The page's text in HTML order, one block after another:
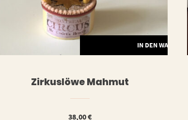
IN DEN
Zirkuslöwe Mahmut
38,00€